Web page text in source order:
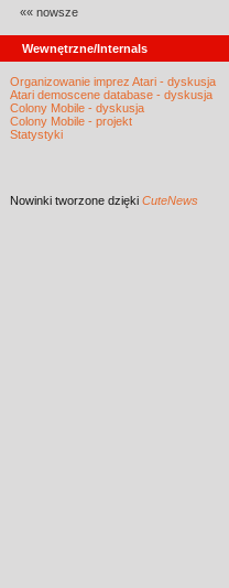
«« nowsze
Wewnętrzne/Internals
Organizowanie imprez Atari - dyskusja
Atari demoscene database - dyskusja
Colony Mobile - dyskusja
Colony Mobile - projekt
Statystyki
Nowinki tworzone dzięki CuteNews